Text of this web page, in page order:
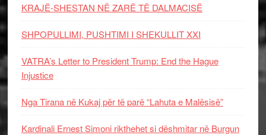
KRAJË-SHESTAN NË ZARË TË DALMACISË
SHPOPULLIMI, PUSHTIMI I SHEKULLIT XXI
VATRA’s Letter to President Trump: End the Hague
Injustice
Nga Tirana në Kukaj për të parë “Lahuta e Malësisë”
Kardinali Ernest Simoni rikthehet si dëshmitar në Burgun